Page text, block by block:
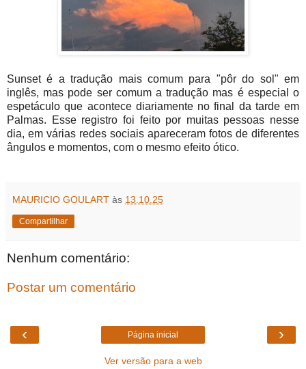
Sunset é a tradução mais comum para "pôr do sol" em
inglês, mas pode ser comum a tradução mas é especial o
espetáculo que acontece diariamente no final da tarde em
Palmas. Esse registro foi feito por muitas pessoas nesse
dia, em várias redes sociais apareceram fotos de diferentes
ângulos e momentos, com o mesmo efeito ótico.
MAURICIO GOULART às 13.10.25
Compartilhar
Nenhum comentário:
Postar um comentário
‹ ›
Página inicial
Ver versão para a web